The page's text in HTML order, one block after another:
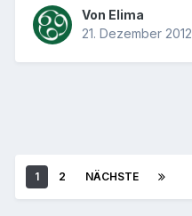
Von Elima
21. Dezember 2012
1 2 NÄCHSTE